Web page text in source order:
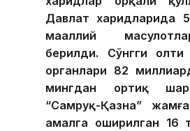
Давлат харидларида
маҳаллий
берилди. Сўнгги
органлари 82
мингдан ортиқ
“Самруқ-Қазна”
амалга оширилган 16